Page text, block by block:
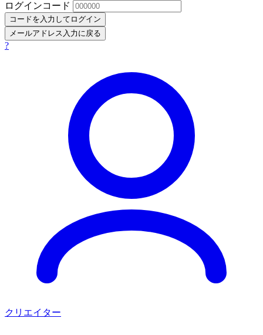
ログインコード
コードを入力してログイン
メールアドレス入力に戻る
?
クリエイター